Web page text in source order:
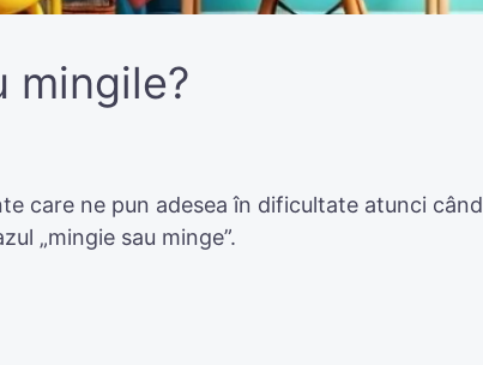
mingile?
care ne pun adesea în dificultate atunci când
„mingie sau minge”.